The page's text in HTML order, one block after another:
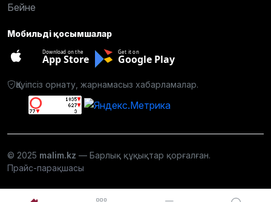
Бейне
Мобильді қосымшалар
Download on the
App Store
Get it on
Google Play
Қауіпсіз орнату, жарнамасыз хабарламалар.
© 2025 malim.kz — Барлық құқықтар қорғалған.
Прайс-парақшасы